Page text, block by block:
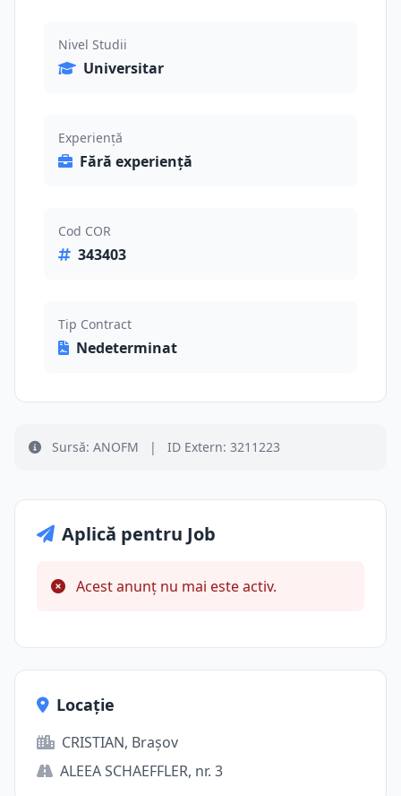
Nivel Studii
Universitar
Experiență
Fără experiență
Cod COR
343403
Tip Contract
Nedeterminat
Sursă: ANOFM | ID Extern: 3211223
Aplică pentru Job
Acest anunț nu mai este activ.
Locație
CRISTIAN, Brașov
ALEEA SCHAEFFLER, nr. 3